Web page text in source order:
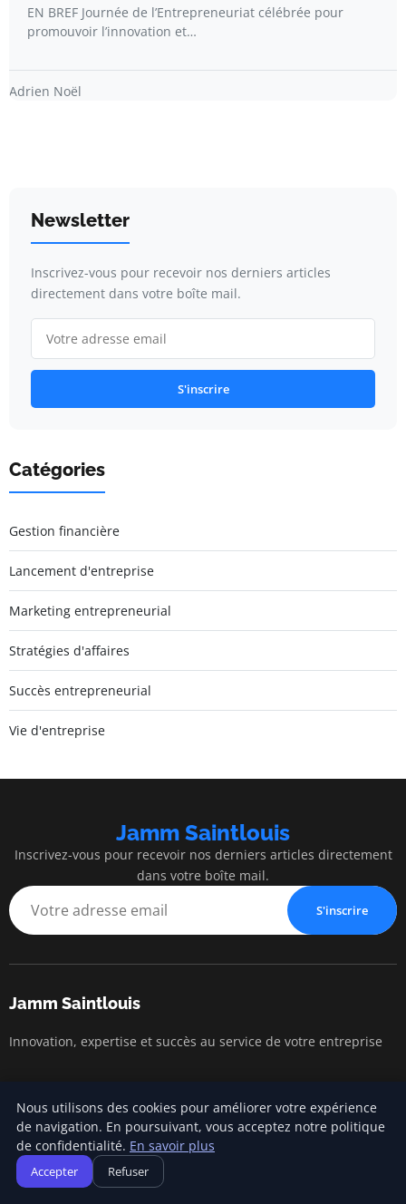
EN BREF Journée de l’Entrepreneuriat célébrée pour
promouvoir l’innovation et…
Adrien Noël
Newsletter
Inscrivez-vous pour recevoir nos derniers articles
directement dans votre boîte mail.
S'inscrire
Catégories
Gestion financière
Lancement d'entreprise
Marketing entrepreneurial
Stratégies d'affaires
Succès entrepreneurial
Vie d'entreprise
Jamm Saintlouis
Inscrivez-vous pour recevoir nos derniers articles directement
dans votre boîte mail.
S'inscrire
Jamm Saintlouis
Innovation, expertise et succès au service de votre entreprise
Catégories
Gestion financière
Lancement d'entreprise
Nous utilisons des cookies pour améliorer votre expérience
de navigation. En poursuivant, vous acceptez notre politique
de confidentialité. En savoir plus
Accepter Refuser